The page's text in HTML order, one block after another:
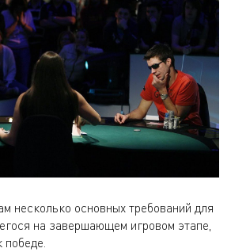
несколько основных требований для
на завершающем игровом этапе,